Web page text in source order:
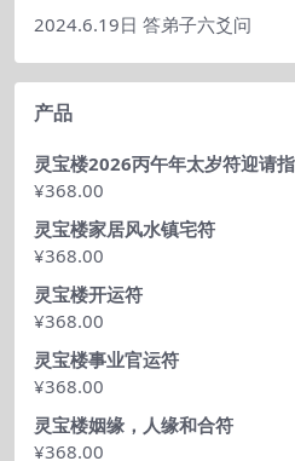
2024.6.19日 答弟子六爻问
产品
灵宝楼2026丙午年太岁符迎请
¥368.00
灵宝楼家居风水镇宅符
¥368.00
灵宝楼开运符
¥368.00
灵宝楼事业官运符
¥368.00
灵宝楼姻缘，人缘和合符
¥368.00